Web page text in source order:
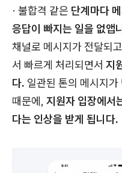
· 불합격 같은 단계마다
응답이 빠지는 일을 없앱
채널로 메시지가 전달되
서 빠르게 처리되면서 지
다. 일관된 톤의 메시지
때문에, 지원자 입장에서
다는 인상을 받게 됩니다.